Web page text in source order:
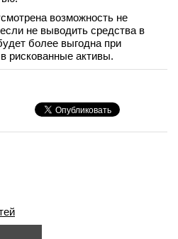
возможность не
не выводить средства в
более выгодна при
рискованные активы.